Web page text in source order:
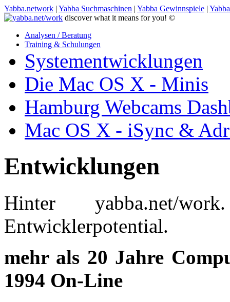
Yabba.network | Yabba Suchmaschinen | Yabba Gewinnspiele |
discover what it means for you! ©
Analysen / Beratung
Training & Schulungen
Systementwicklungen
Die Mac OS X - Minis
Hamburg Webcams
Mac OS X - iSync &
Entwicklungen
Hinter yabba.net/
Entwicklerpotential.
mehr als 20 Jahre
1994 On-Line